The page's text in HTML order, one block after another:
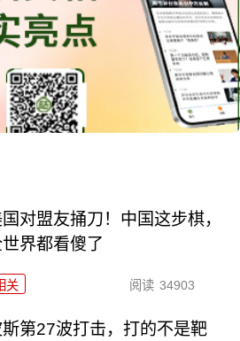
对盟友捅刀！中国这步棋，
界都看傻了
关 阅读 34903
斯第27波打击，打的不是靶